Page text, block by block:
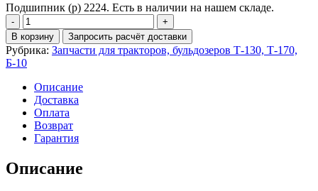
Подшипник (р) 2224. Есть в наличии на нашем складе.
Количество
Подшипник
(р)
2224
В корзину Запросить расчёт доставки
Рубрика: Запчасти для тракторов, бульдозеров Т-130, Т-170,
Б-10
Описание
Доставка
Оплата
Возврат
Гарантия
Описание